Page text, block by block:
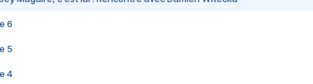
6
5
4